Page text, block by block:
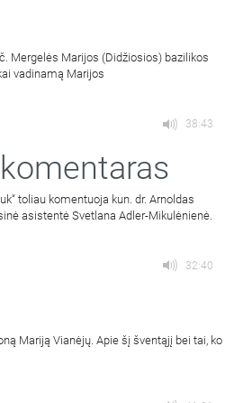
Mergelės Marijos (Didžiosios) bazilikos
vadinamą Marijos
38:43
toliau komentuoja kun. dr. Arnoldas
asistentė Svetlana Adler-Mikulėnienė.
32:40
Mariją Vianėjų. Apie šį šventąjį bei tai, ko